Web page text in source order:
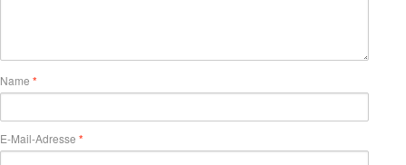
Name *
E-Mail-Adresse *